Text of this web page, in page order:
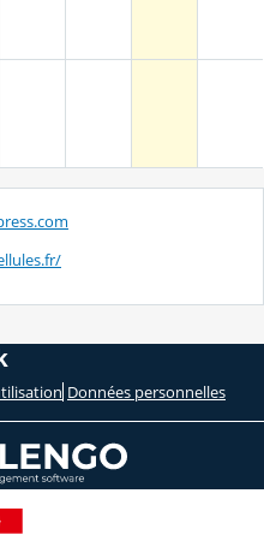
Données personnelles